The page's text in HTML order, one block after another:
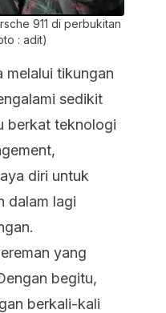
911 di perbukitan
: adit)
melalui tikungan
sedikit
berkat teknologi
diri untuk
dalam lagi
yang
begitu,
berkali-kali